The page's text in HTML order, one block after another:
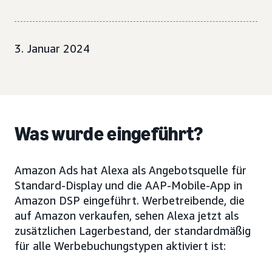
3. Januar 2024
Was wurde eingeführt?
Amazon Ads hat Alexa als Angebotsquelle für
Standard-Display und die AAP-Mobile-App in
Amazon DSP eingeführt. Werbetreibende, die
auf Amazon verkaufen, sehen Alexa jetzt als
zusätzlichen Lagerbestand, der standardmäßig
für alle Werbebuchungstypen aktiviert ist: